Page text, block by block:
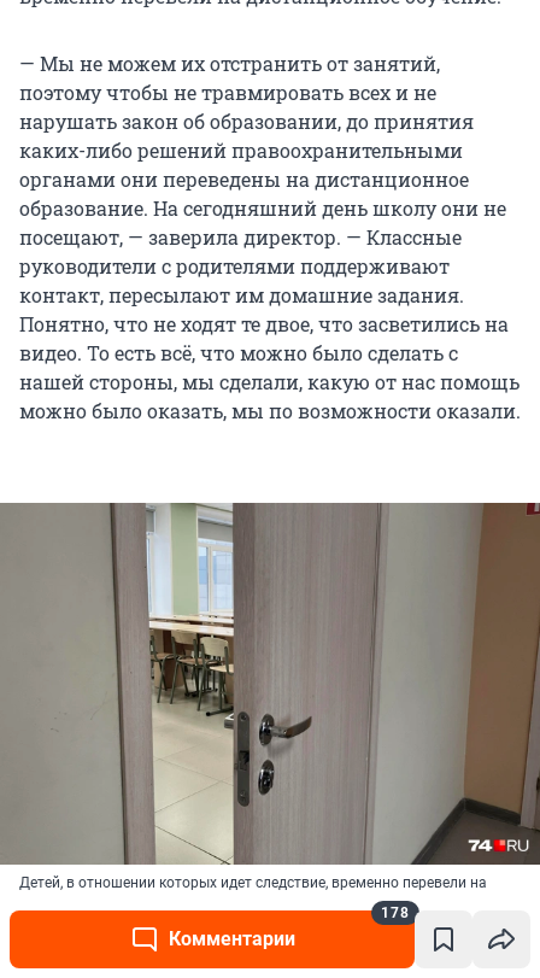
Комментарии
178
— Мы не можем их отстранить от занятий,
поэтому чтобы не травмировать всех и не
нарушать закон об образовании, до принятия
каких-либо решений правоохранительными
органами они переведены на дистанционное
образование. На сегодняшний день школу они не
посещают, — заверила директор. — Классные
руководители с родителями поддерживают
контакт, пересылают им домашние задания.
Понятно, что не ходят те двое, что засветились на
видео. То есть всё, что можно было сделать с
нашей стороны, мы сделали, какую от нас помощь
можно было оказать, мы по возможности оказали.
Детей, в отношении которых идет следствие, временно перевели на
Наталья Лапцевич / 74.RU